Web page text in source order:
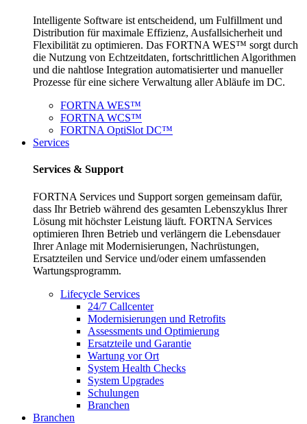
Intelligente Software ist entscheidend, um Fulfillment und
Distribution für maximale Effizienz, Ausfallsicherheit und
Flexibilität zu optimieren. Das FORTNA WES™ sorgt durch
die Nutzung von Echtzeitdaten, fortschrittlichen Algorithmen
und die nahtlose Integration automatisierter und manueller
Prozesse für eine sichere Verwaltung aller Abläufe im DC.
FORTNA WES™
FORTNA WCS™
FORTNA OptiSlot DC™
Services
Services & Support
FORTNA Services und Support sorgen gemeinsam dafür,
dass Ihr Betrieb während des gesamten Lebenszyklus Ihrer
Lösung mit höchster Leistung läuft. FORTNA Services
optimieren Ihren Betrieb und verlängern die Lebensdauer
Ihrer Anlage mit Modernisierungen, Nachrüstungen,
Ersatzteilen und Service und/oder einem umfassenden
Wartungsprogramm.
Lifecycle Services
24/7 Callcenter
Modernisierungen und Retrofits
Assessments und Optimierung
Ersatzteile und Garantie
Wartung vor Ort
System Health Checks
System Upgrades
Schulungen
Branchen
Branchen